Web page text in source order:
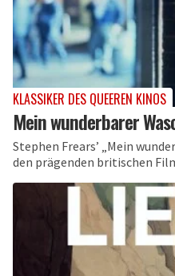
KLASSIKER DES QUEEREN KINOS
Mein wunderbarer
Stephen Frears’ „Mein
den prägenden britischen